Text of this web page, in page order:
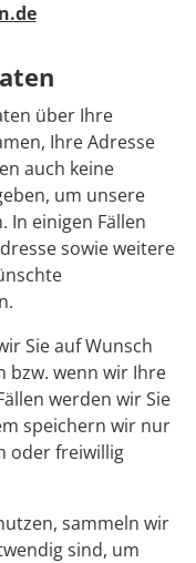
über Ihre
Ihre Adresse
auch keine
um unsere
In einigen Fällen
sowie weitere
Sie auf Wunsch
wenn wir Ihre
werden wir Sie
speichern wir nur
oder freiwillig
sammeln wir
sind, um